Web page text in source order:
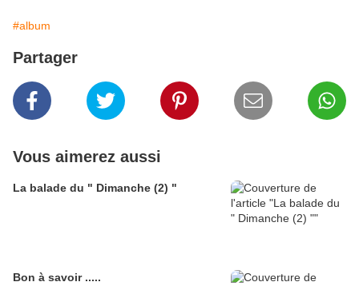
#album
Partager
Vous aimerez aussi
La balade du " Dimanche (2) "
Bon à savoir .....